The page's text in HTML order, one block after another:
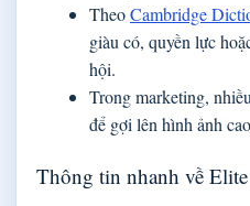
TheoCambridge
giàu có, quyền lực
hội.
Trong marketing,
để gợi lên hình ảnh
Thông tin nhanh về Elite